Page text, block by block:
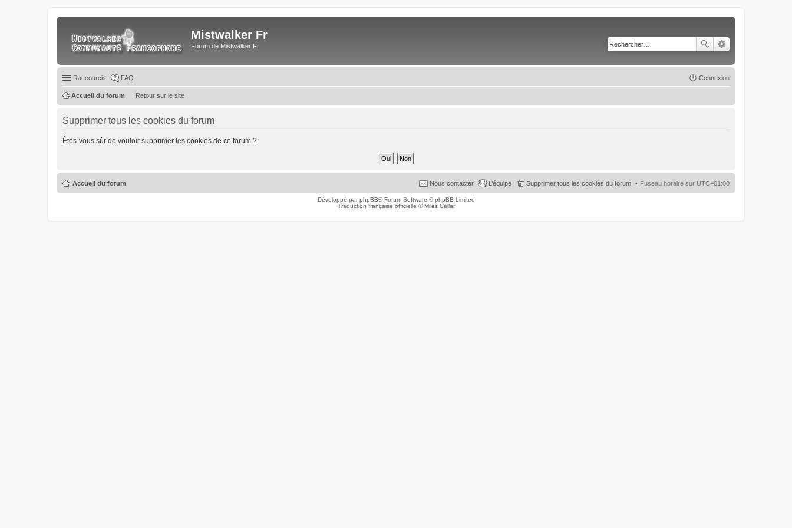
Mistwalker Fr
Forum de Mistwalker Fr
Raccourcis FAQ Connexion
Retour sur le site
Accueil du forum
Supprimer tous les cookies du forum
Êtes-vous sûr de vouloir supprimer les cookies de ce forum ?
Accueil du forum Fuseau horaire sur UTC+01:00
Supprimer tous les cookies du forum
L’équipe
Nous contacter
Développé parphpBB® Forum Software © phpBB Limited
Traduction française officielle ©Miles Cellar